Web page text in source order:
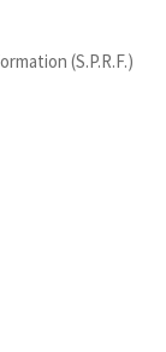
(S.P.R.F.)